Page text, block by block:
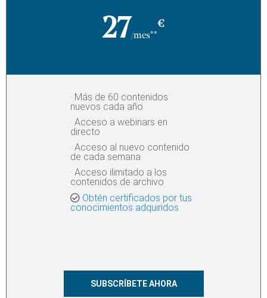
27/mes**
€
· Más de 60 contenidos
nuevos cada año
· Acceso a webinars en
directo
· Acceso al nuevo contenido
de cada semana
· Acceso ilimitado a los
contenidos de archivo​
Obtén certificados por tus
conocimientos adquiridos
SUBSCRÍBETE AHORA